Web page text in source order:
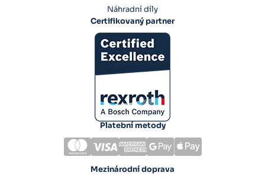
Náhradní díly
Certifikovaný partner
Platební metody
Mezinárodní doprava